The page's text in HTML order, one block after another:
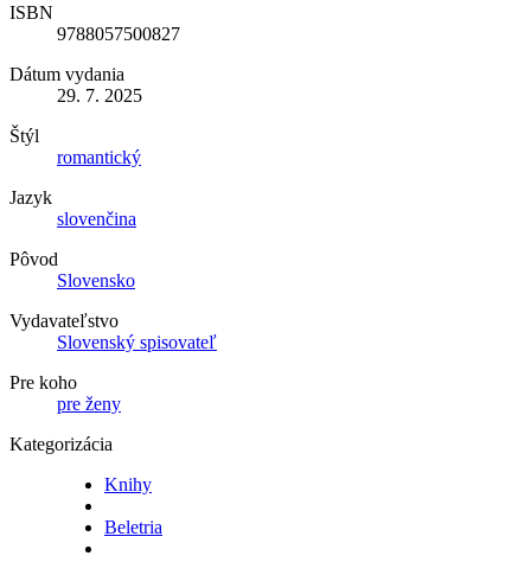
ISBN
9788057500827
Dátum vydania
29. 7. 2025
Štýl
romantický
Jazyk
slovenčina
Pôvod
Slovensko
Vydavateľstvo
Slovenský spisovateľ
Pre koho
pre ženy
Kategorizácia
Knihy
Beletria